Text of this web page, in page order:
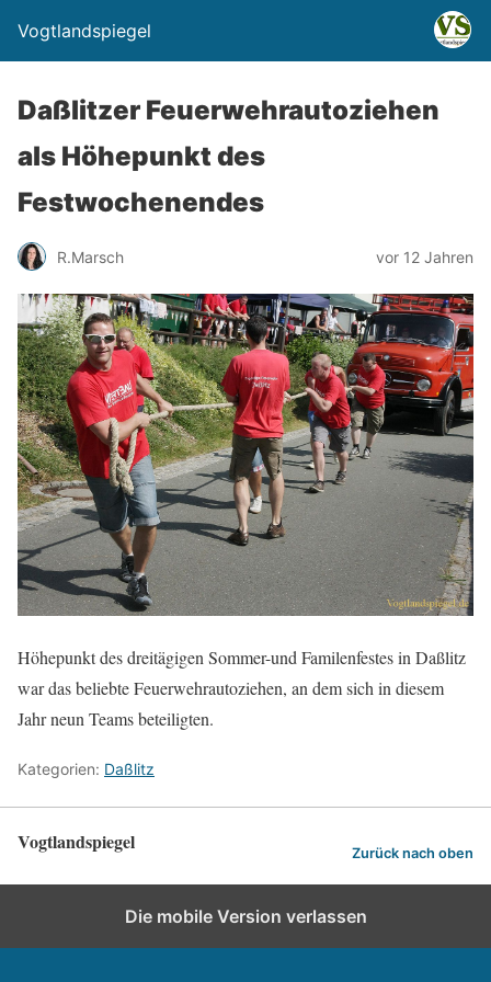
Vogtlandspiegel
Daßlitzer Feuerwehrautoziehen
als Höhepunkt des
Festwochenendes
R.Marsch vor 12 Jahren
Höhepunkt des dreitägigen Sommer-und Familenfestes in Daßlitz
war das beliebte Feuerwehrautoziehen, an dem sich in diesem
Jahr neun Teams beteiligten.
Kategorien: Daßlitz
Vogtlandspiegel Zurück nach oben
Die mobile Version verlassen